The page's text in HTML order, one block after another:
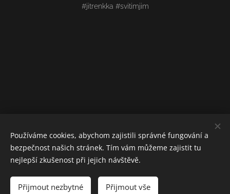
#jitrenkka #svitimjim
Vytvořeno službou Webnode
Používáme cookies, abychom zajistili správné fungování a
bezpečnost našich stránek. Tím vám můžeme zajistit tu
nejlepší zkušenost při jejich návštěvě.
Přijmout nezbytné Přijmout vše